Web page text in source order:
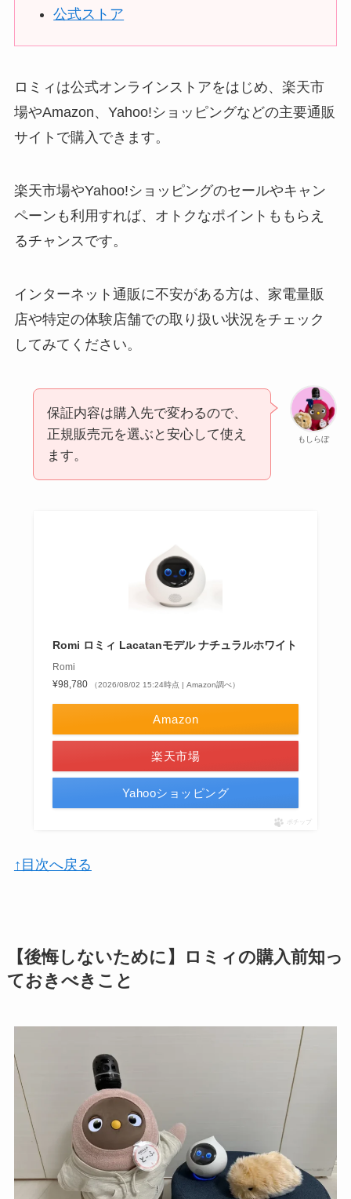
公式ストア
ロミィは公式オンラインストアをはじめ、楽天市
場やAmazon、Yahoo!ショッピングなどの主要通販
サイトで購入できます。
楽天市場やYahoo!ショッピングのセールやキャン
ペーンも利用すれば、オトクなポイントももらえ
るチャンスです。
インターネット通販に不安がある方は、家電量販
店や特定の体験店舗での取り扱い状況をチェック
してみてください。
もしらぼ
保証内容は購入先で変わるので、
正規販売元を選ぶと安心して使え
ます。
Romi ロミィ Lacatanモデル ナチュラルホワイト
Romi
¥98,780
（2026/08/02 15:24時点 | Amazon調べ）
Amazon
楽天市場
Yahooショッピング
ポチップ
↑目次へ戻る
【後悔しないために】ロミィの購入前知っ
ておきべきこと